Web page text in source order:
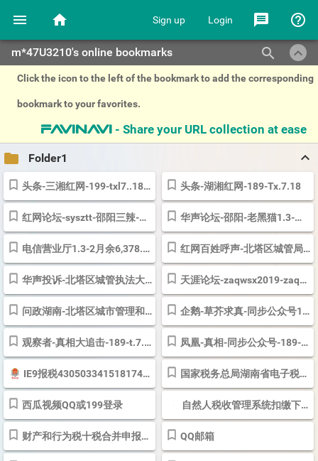
menu home Sign up Login message help_outline
m*47U3210's online bookmarks keyboard_arrow_up
search
Click the icon to the left of the bookmark to add the corresponding
bookmark to your favorites.
favinavi - Share your URL collection at ease
folder Folder1 keyboard_arrow_up
头条-三湘红网-199-txl7..18-刘玲利身份证-湖南时刻-t.7.8-7511 头条-湖湘红网-189-Tx.7.18
红网论坛-sysztt-邵阳三辣-云山浪-你娘家隔壁老王-邵东爷们-邵文龙-狗曰你... 华声论坛-邵阳-老黑猫1.3-老老爷子 老婆婆2016
电信营业厅1.3-2月余6,378.85元1897390-676925 红网百姓呼声-北塔区城管局189-1.3
华声投诉-北塔区城管执法大队189-1.3-sybxfs-1.3-0008-老爷子 天涯论坛-zaqwsx2019-zaqwsx1.3/臭老朽-w.6.x-189-邵阳老爷子t.7.8
问政湖南-北塔区城市管理和综合执法局-189-wz159753 企鹅-草芥求真-同步公众号189-t.7.18-syszxzj
观察者-真相大追击-189-t.7.18-QQ也可登录 凤凰-真相-同步公众号-189-T.7.18
IE9报税430503341518174-T.7.8.18 国家税务总局湖南省电子税务局
西瓜视频QQ或199登录 自然人税收管理系统扣缴下载189-Txl73.98118@..
财产和行为税十税合并申报操作来啦！ QQ邮箱